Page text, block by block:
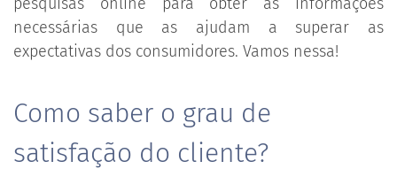
necessárias que as ajudam a superar as
expectativas dos consumidores. Vamos nessa!
Como saber o grau de
satisfação do cliente?